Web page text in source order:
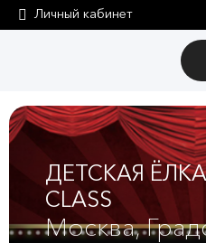
Личный кабинет
ДЕТСКАЯ ЁЛКА
CLASS
Москва,